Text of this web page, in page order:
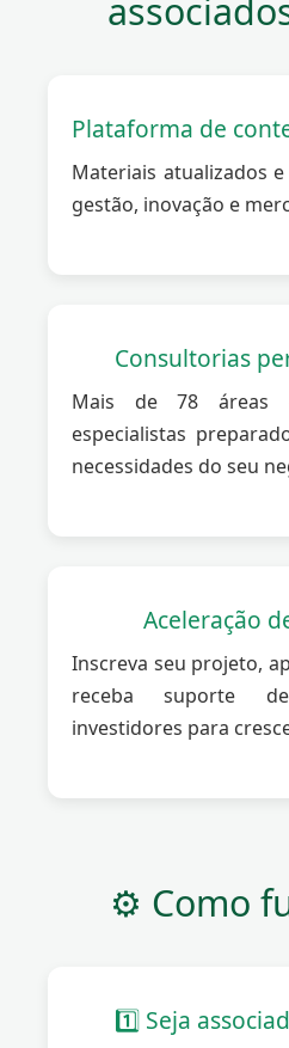
Plataforma de
Materiais atualizados
gestão, inovação e
Consultorias
Mais de 78 áreas
especialistas
necessidades do seu
Aceleração
Inscreva seu projeto,
receba suporte
investidores para
⚙️ Como
1️⃣ Seja